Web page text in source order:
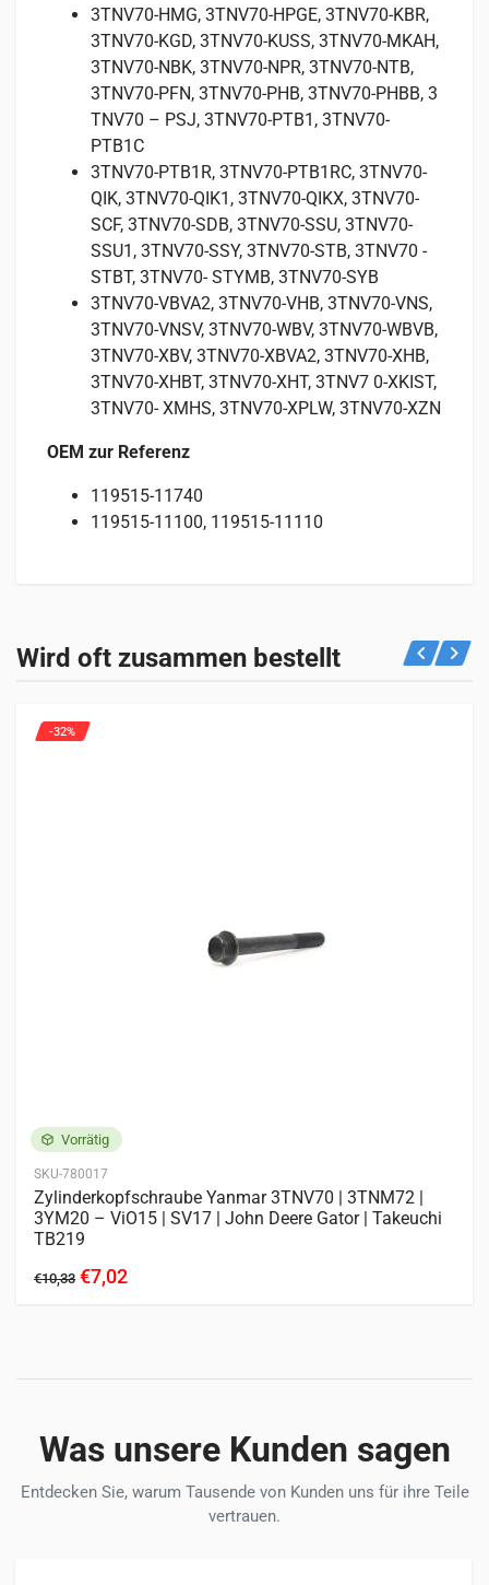
3TNV70-HMG, 3TNV70-HPGE, 3TNV70-KBR,
3TNV70-KGD, 3TNV70-KUSS, 3TNV70-MKAH,
3TNV70-NBK, 3TNV70-NPR, 3TNV70-NTB,
3TNV70-PFN, 3TNV70-PHB, 3TNV70-PHBB, 3
TNV70 – PSJ, 3TNV70-PTB1, 3TNV70-
PTB1C
3TNV70-PTB1R, 3TNV70-PTB1RC, 3TNV70-
QIK, 3TNV70-QIK1, 3TNV70-QIKX, 3TNV70-
SCF, 3TNV70-SDB, 3TNV70-SSU, 3TNV70-
SSU1, 3TNV70-SSY, 3TNV70-STB, 3TNV70 -
STBT, 3TNV70- STYMB, 3TNV70-SYB
3TNV70-VBVA2, 3TNV70-VHB, 3TNV70-VNS,
3TNV70-VNSV, 3TNV70-WBV, 3TNV70-WBVB,
3TNV70-XBV, 3TNV70-XBVA2, 3TNV70-XHB,
3TNV70-XHBT, 3TNV70-XHT, 3TNV7 0-XKIST,
3TNV70- XMHS, 3TNV70-XPLW, 3TNV70-XZN
OEM zur Referenz
119515-11740
119515-11100, 119515-11110
13 kg
Sehen Sie unten, für welche Maschinen dieses Produkt
geeignet ist.
Traktoren
Wird oft zusammen bestellt
Vorrätig
SKU-780017
-32%
Zylinderkopfschraube Yanmar 3TNV70 | 3TNM72 |
3YM20 – ViO15 | SV17 | John Deere Gator | Takeuchi
TB219
€10,33 €7,02
Dieses
Varianten
Die
Optionen
können
Was unsere Kunden sagen
Entdecken Sie, warum Tausende von Kunden uns für ihre Teile
vertrauen.